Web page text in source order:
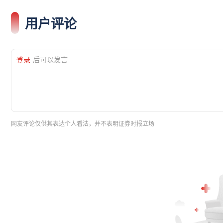
用户评论
登录 后可以发言
网友评论仅供其表达个人看法，并不表明证券时报立场